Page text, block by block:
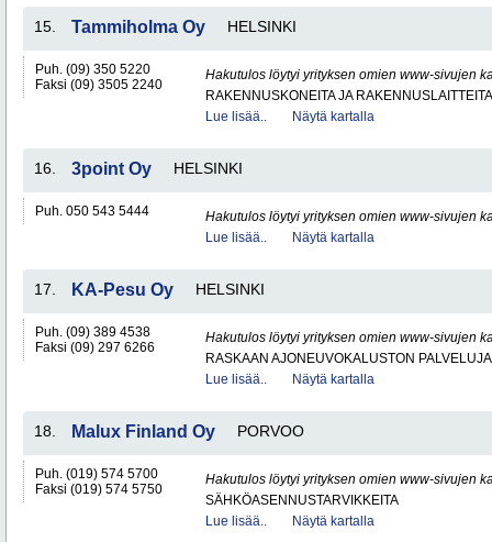
15. Tammiholma Oy HELSINKI
Puh. (09) 350 5220
Faksi (09) 3505 2240
Hakutulos löytyi yrityksen omien www-sivujen
RAKENNUSKONEITA JA RAKENNUSLAITTEITA
Lue lisää..
Näytä kartalla
16. 3point Oy HELSINKI
Puh. 050 543 5444
Hakutulos löytyi yrityksen omien www-sivujen
Lue lisää..
Näytä kartalla
17. KA-Pesu Oy HELSINKI
Puh. (09) 389 4538
Faksi (09) 297 6266
Hakutulos löytyi yrityksen omien www-sivujen
RASKAAN AJONEUVOKALUSTON
Lue lisää..
Näytä kartalla
18. Malux Finland Oy PORVOO
Puh. (019) 574 5700
Faksi (019) 574 5750
Hakutulos löytyi yrityksen omien www-sivujen
SÄHKÖASENNUSTARVIKKEITA
Lue lisää..
Näytä kartalla